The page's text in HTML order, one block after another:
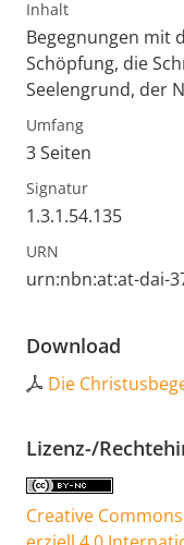
Inhalt
Begegnungen mit
Schöpfung, die
Seelengrund, der
Umfang
3 Seiten
Signatur
1.3.1.54.135
URN
urn:nbn:at:at-dai-
Download
Die
Lizenz-/
Creative